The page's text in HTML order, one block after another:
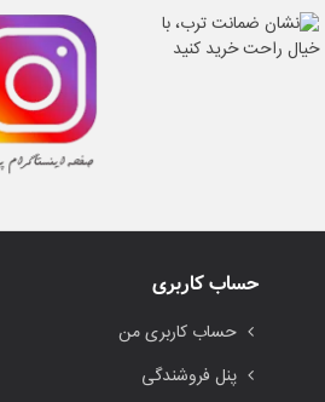
حساب کاربری
حساب کاربری من
پنل فروشندگی